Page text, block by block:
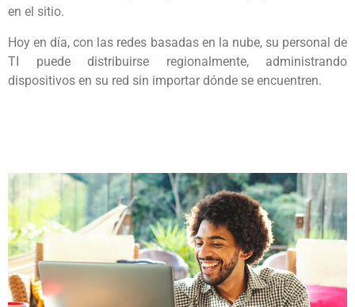
en el sitio.
Hoy en día, con las redes basadas en la nube, su personal de
TI puede distribuirse regionalmente, administrando
dispositivos en su red sin importar dónde se encuentren.